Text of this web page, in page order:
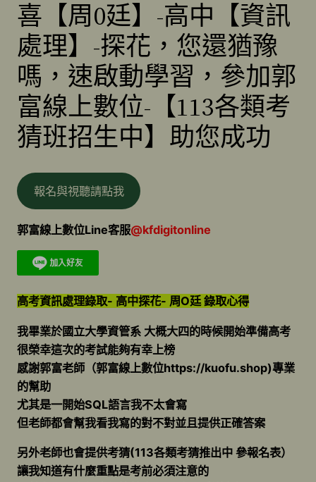
喜【周0廷】-高中【資訊
處理】-探花，您還猶豫
嗎，速啟動學習，參加郭
富線上數位-【113各類考
猜班招生中】助您成功
報名與視聽請點我
郭富線上數位Line客服@kfdigitonline
高考資訊處理錄取- 高中探花- 周O廷 錄取心得
我畢業於國立大學資管系 大概大四的時候開始準備高考
很榮幸這次的考試能夠有幸上榜
感謝郭富老師（郭富線上數位https://kuofu.shop)專業
的幫助
尤其是一開始SQL語言我不太會寫
但老師都會幫我看我寫的對不對並且提供正確答案
另外老師也會提供考猜(113各類考猜推出中 參報名表）
讓我知道有什麼重點是考前必須注意的